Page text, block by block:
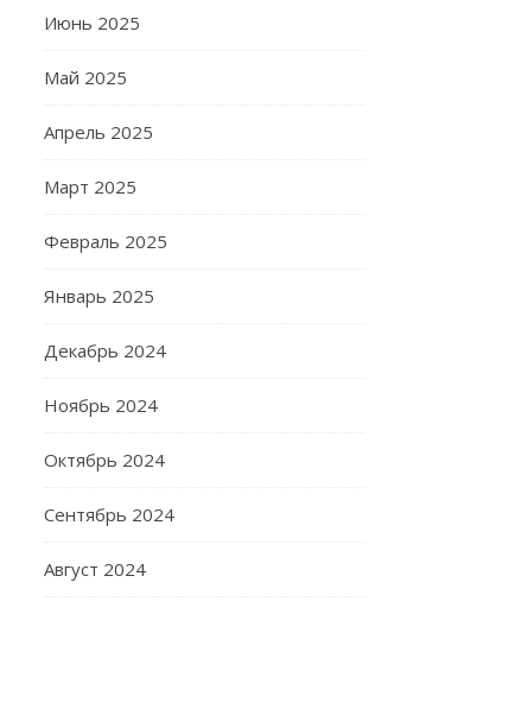
Июнь 2025
Май 2025
Апрель 2025
Март 2025
Февраль 2025
Январь 2025
Декабрь 2024
Ноябрь 2024
Октябрь 2024
Сентябрь 2024
Август 2024